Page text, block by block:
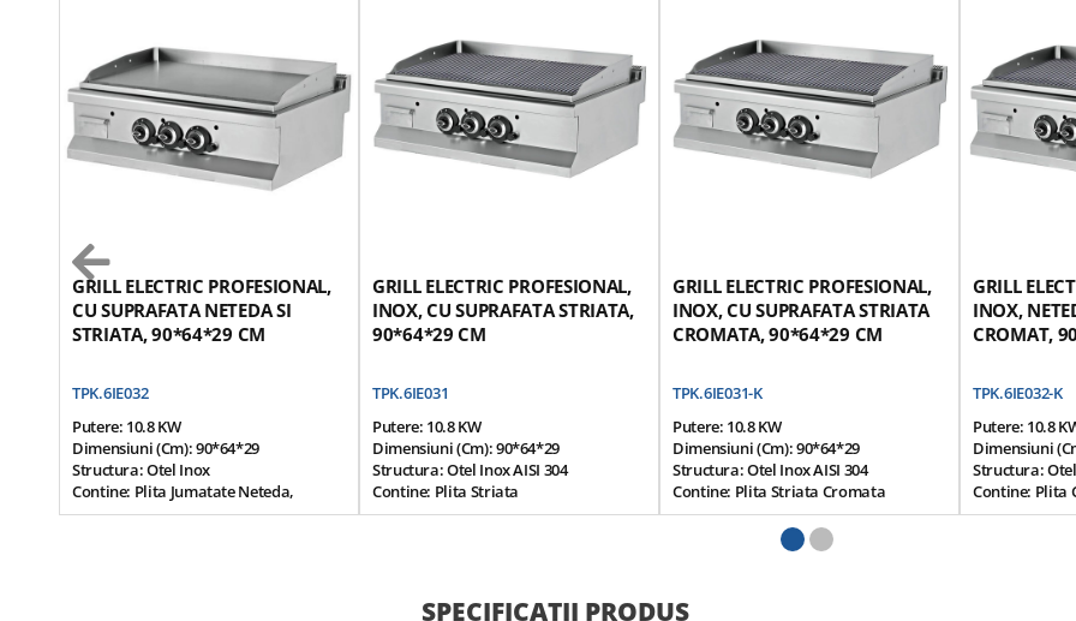
GRILL ELECTRIC PROFESIONAL,
CU SUPRAFATA NETEDA SI
STRIATA, 90*64*29 CM
TPK.6IE032
Putere: 10.8 KW
Dimensiuni (cm): 90*64*29
Structura: Otel Inox
Contine: Plita Jumatate Neteda,
Jumatate Striata, Din Otel
GRILL ELECTRIC PROFESIONAL,
INOX, CU SUPRAFATA STRIATA,
90*64*29 CM
TPK.6IE031
Putere: 10.8 KW
Dimensiuni (cm): 90*64*29
Structura: Otel Inox AISI 304
Contine: Plita Striata
Sistem De Control Termostatat
Furnizarea Electricitatii Este Oprita In
GRILL ELECTRIC PROFESIONAL,
INOX, CU SUPRAFATA STRIATA
CROMATA, 90*64*29 CM
TPK.6IE031-K
Putere: 10.8 KW
Dimensiuni (cm): 90*64*29
Structura: Otel Inox AISI 304
Contine: Plita Striata Cromata
Sistem De Control Termostatat
Tensiune Alimentare: 380 V / 50 Hz
Prevazut Cu Sistem De Scurgere Si
Furnizarea Electricitatii Este Oprita In
GRILL
INOX,
CROMAT,
TPK.6IE032-K
Putere: 10.8
Dimensiuni
Structura:
Contine: Plita
Neteda,
SPECIFICATII PRODUS